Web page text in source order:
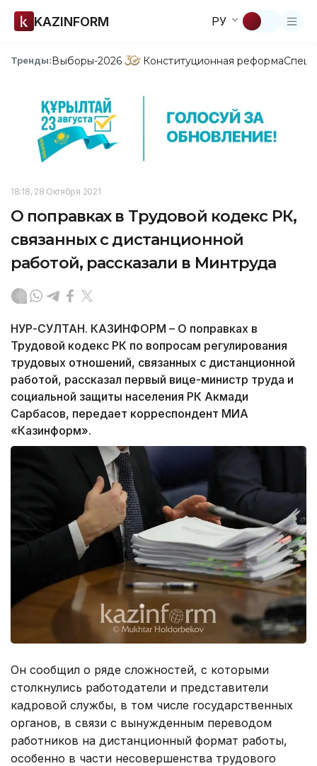
KAZINFORM РУ
Тренды:Выборы-2026 Конституционная реформа
18:18, 28 Октября 2021
О поправках в Трудовой кодекс РК,
связанных с дистанционной
работой, рассказали в Минтруда
НУР-СУЛТАН. КАЗИНФОРМ – О поправках в
Трудовой кодекс РК по вопросам регулирования
трудовых отношений, связанных с дистанционной
работой, рассказал первый вице-министр труда и
социальной защиты населения РК Акмади
Сарбасов, передает корреспондент МИА
«Казинформ».
Он сообщил о ряде сложностей, с которыми
столкнулись работодатели и представители
кадровой службы, в том числе государственных
органов, в связи с вынужденным переводом
работников на дистанционный формат работы,
особенно в части несовершенства трудового